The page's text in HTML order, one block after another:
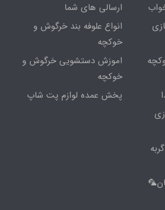
ارسالی های شما
انواع علوفه بند خرگوش و
خوکچه
اموزش دستشویی خرگوش و
خوکچه
پخش عمده لوازم پت شاپ